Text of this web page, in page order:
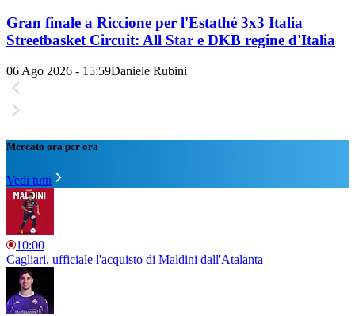
Gran finale a Riccione per l'Estathé 3x3 Italia
Streetbasket Circuit: All Star e DKB regine d'Italia
06 Ago 2026 - 15:59Daniele Rubini
Mercato ora per ora
Vedi tutti
10:00
Cagliari, ufficiale l'acquisto di Maldini dall'Atalanta